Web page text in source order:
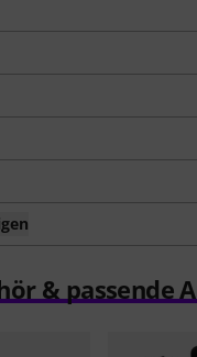
& passende